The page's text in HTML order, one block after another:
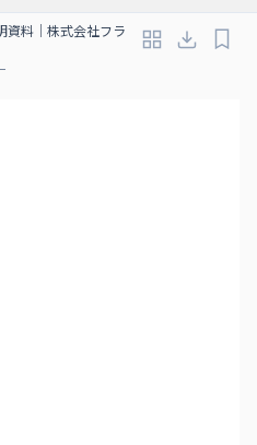
資料｜株式会社フラ